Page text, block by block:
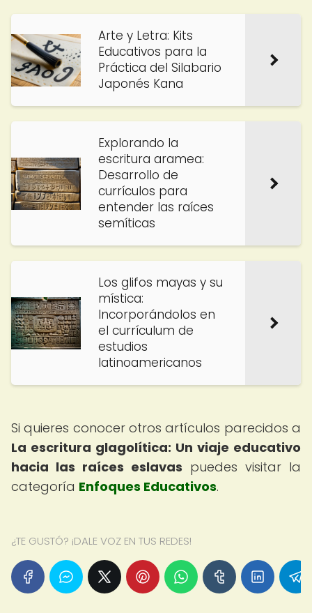
Arte y Letra: Kits
Educativos para la
Práctica del Silabario
Japonés Kana
Explorando la
escritura aramea:
Desarrollo de
currículos para
entender las raíces
semíticas
Los glifos mayas y su
mística:
Incorporándolos en
el currículum de
estudios
latinoamericanos
Si quieres conocer otros artículos parecidos a
La escritura glagolítica: Un viaje educativo
hacia las raíces eslavas puedes visitar la
categoría Enfoques Educativos.
¿TE GUSTÓ? ¡DALE VOZ EN TUS REDES!